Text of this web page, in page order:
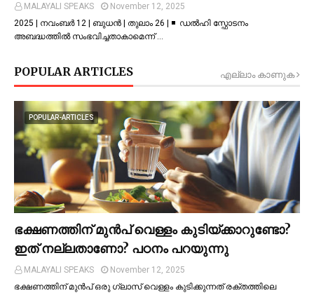
MALAYALI SPEAKS
November 12, 2025
2025 | നവംബർ 12 | ബുധൻ | തുലാം 26 | ◾ ഡല്‍ഹി സ്ഫോടനം
അബദ്ധത്തില്‍ സംഭവിച്ചതാകാമെന്ന് …
POPULAR ARTICLES എല്ലാം കാണുക
POPULAR-ARTICLES
ഭക്ഷണത്തിന് മുന്‍പ് വെള്ളം കുടിയ്ക്കാറുണ്ടോ?
ഇത് നല്ലതാണോ? പഠനം പറയുന്നു
MALAYALI SPEAKS
November 12, 2025
ഭക്ഷണത്തിന് മുന്‍പ് ഒരു ഗ്ലാസ് വെള്ളം കുടിക്കുന്നത് രക്തത്തിലെ